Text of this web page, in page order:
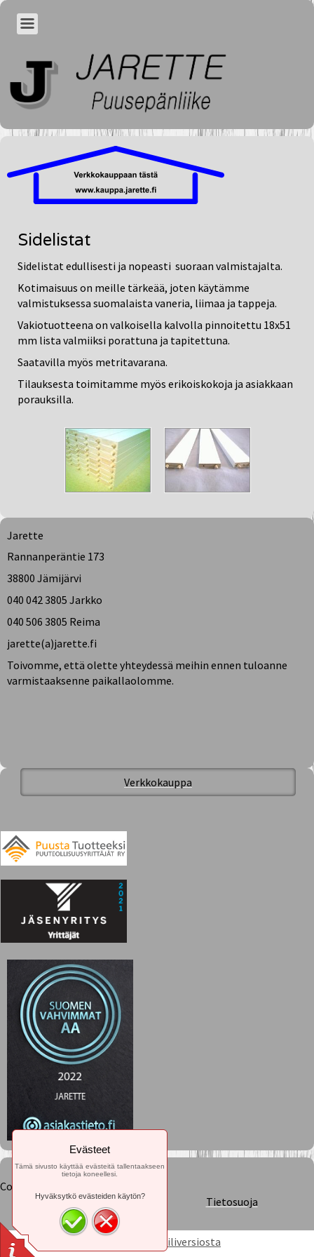
Sidelistat
Sidelistat edullisesti ja nopeasti suoraan valmistajalta.
Kotimaisuus on meille tärkeää, joten käytämme
valmistuksessa suomalaista vaneria, liimaa ja tappeja.
Vakiotuotteena on valkoisella kalvolla pinnoitettu 18x51
mm lista valmiiksi porattuna ja tapitettuna.
Saatavilla myös metritavarana.
Tilauksesta toimitamme myös erikoiskokoja ja asiakkaan
porauksilla.
Jarette
Rannanperäntie 173
38800 Jämijärvi
040 042 3805 Jarkko
040 506 3805 Reima
jarette(a)jarette.fi
Toivomme, että olette yhteydessä meihin ennen tuloanne
varmistaaksenne paikallaolomme.
Verkkokauppa
Copyright © Jarette
Tietosuoja
Siirry pois mobiiliversiosta
Evästeet
Tämä sivusto käyttää evästeitä tallentaakseen
tietoja koneellesi.
Hyväksytkö evästeiden käytön?